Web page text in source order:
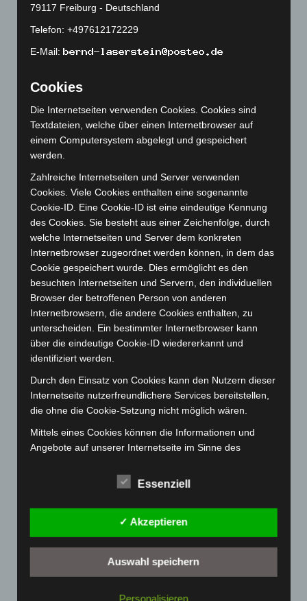
Dezember 2017
November 2017
Abwehrmechanismen Achtsamkeit Berührung
Bindungstheorie Embodiment Empathie
Entwicklungspsychologie
Gehirn Genetik Klima Klimakrise Kommunikation
Kriegsenkel Kriegsenkelgruppe
Körperorientierte Psychotherapie
Körperpsychotherapie Leiblichkeit
Meditation
Mentalisierung Mitgefühl Musik Neurobiologie
Neuroplastizität Phänomenologie Psyche Psychiatrie
Psychoanalyse Psychosomatik
Psychotherapie
Psychotherapieforschung Resonanz Selbst
Spiritualität
Systemische Therapie Therapie Training Trauma
Traumafolgestörung Umwelt Verkörperung
Die Psychosomatik erkundet das Selbst II
Die Psychosomatik erkundet das Selbst
79117 Freiburg - Deutschland
Telefon: +497612172229
E-Mail:
Cookies
Die Internetseiten verwenden Cookies. Cookies sind
Textdateien, welche über einen Internetbrowser auf
einem Computersystem abgelegt und gespeichert
werden.
Zahlreiche Internetseiten und Server verwenden
Cookies. Viele Cookies enthalten eine sogenannte
Cookie-ID. Eine Cookie-ID ist eine eindeutige Kennung
des Cookies. Sie besteht aus einer Zeichenfolge, durch
welche Internetseiten und Server dem konkreten
Internetbrowser zugeordnet werden können, in dem das
Cookie gespeichert wurde. Dies ermöglicht es den
besuchten Internetseiten und Servern, den individuellen
Browser der betroffenen Person von anderen
Internetbrowsern, die andere Cookies enthalten, zu
unterscheiden. Ein bestimmter Internetbrowser kann
über die eindeutige Cookie-ID wiedererkannt und
identifiziert werden.
Durch den Einsatz von Cookies kann den Nutzern dieser
Internetseite nutzerfreundlichere Services bereitstellen,
die ohne die Cookie-Setzung nicht möglich wären.
Mittels eines Cookies können die Informationen und
Angebote auf unserer Internetseite im Sinne des
wie bereits erwähnt, die Benutzer unserer Internetseite
es, den Nutzern die Verwendung unserer Internetseite
zu erleichtern. Der Benutzer einer Internetseite, die
Cookies verwendet, muss beispielsweise nicht bei jedem
eingeben, weil dies von der Internetseite und dem auf
übernommen wird. Ein weiteres Beispiel ist das Cookie
Essenziell
✓ Akzeptieren
Auswahl speichern
Personalisieren